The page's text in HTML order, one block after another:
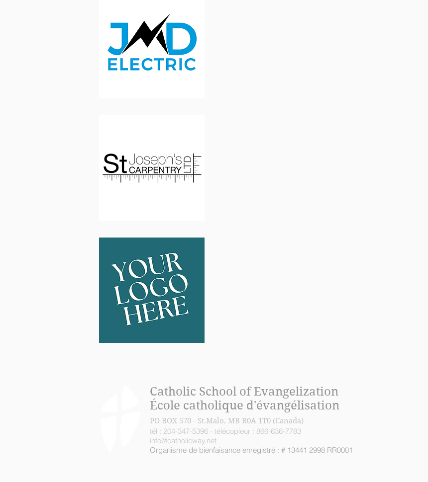
Catholic School of Evangelization
École catholique d'évangélisation
PO BOX 570 - St.Malo, MB R0A 1T0 (Canada)
tél : 204-347-5396 - télécopieur : 866-636-7783
info@catholicway.net
Organisme de bienfaisance enregistré : # 13441 2998 RR0001